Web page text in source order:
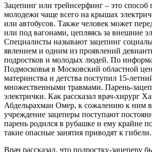
Зацепинг или трейнсерфинг – это способ
молодежи чаще всего на крышах
или автобусов. Также человек может
или под вагонами, цепляясь за внешние
Специалисты называют зацепинг
явлением и одним из проявлений
подростков и молодых людей. По
Подмосковья в Московский областной
материнства и детства поступил 15-
множественными травмами. Парень-
электрички. Как рассказал врач-хирург
Абдельрахман Омер, к сожалению к ним
учреждение зацеперы поступают
парень родился в рубашке и ему крайне
такие опасные занятия приводят к гибели.
Врач рассказал, что подростку-зацеперу